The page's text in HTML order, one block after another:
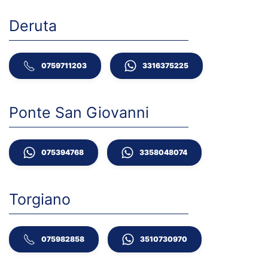
Deruta
0759711203 3316375225
Ponte San Giovanni
075394768 3358048074
Torgiano
075982858 3510730970